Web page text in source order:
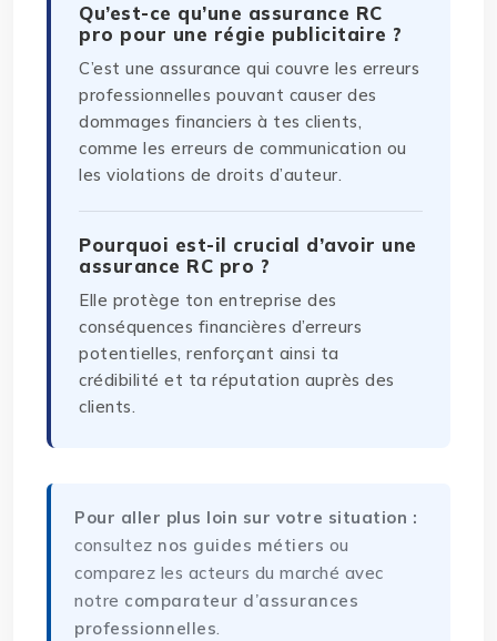
Qu’est-ce qu’une assurance RC
pro pour une régie publicitaire ?
C’est une assurance qui couvre les erreurs
professionnelles pouvant causer des
dommages financiers à tes clients,
comme les erreurs de communication ou
les violations de droits d’auteur.
Pourquoi est-il crucial d’avoir une
assurance RC pro ?
Elle protège ton entreprise des
conséquences financières d’erreurs
potentielles, renforçant ainsi ta
crédibilité et ta réputation auprès des
clients.
Pour aller plus loin sur votre situation :
consultez nos guides métiers ou
comparez les acteurs du marché avec
notre comparateur d’assurances
professionnelles.